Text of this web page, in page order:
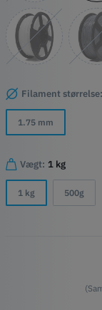
Filament størrelse:
1.75 mm
Vægt: 1 kg
1 kg 500g